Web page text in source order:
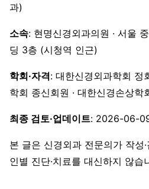
과)
소속: 현명신경외과의원 · 서울
딩 3층 (시청역 인근)
학회·자격: 대한신경외과학회 정
학회 종신회원 · 대한신경손상학
최종 검토·업데이트: 2026-06-
본 글은 신경외과 전문의가 작성
인별 진단·치료를 대신하지 않습